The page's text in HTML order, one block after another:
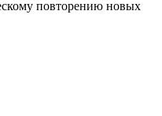
повторению новых